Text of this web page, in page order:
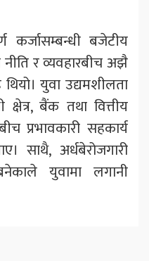
कर्जासम्बन्धी बजेटीय
र व्यवहारबीच अझै
युवा उद्यमशीलता
क्षेत्र, बैंक तथा वित्तीय
प्रभावकारी सहकार्य
साथै, अर्धबेरोजगारी
युवामा लगानी